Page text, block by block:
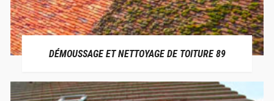
DÉMOUSSAGE ET NETTOYAGE DE TOITURE 89